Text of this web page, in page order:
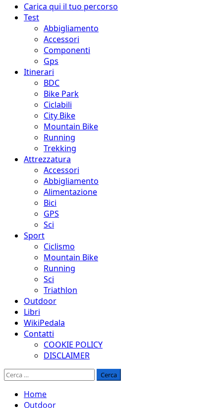
Menu
principale
Carica qui il tuo percorso
Test
Abbigliamento
Accessori
Componenti
Gps
Itinerari
BDC
Bike Park
Ciclabili
City Bike
Mountain Bike
Running
Trekking
Attrezzatura
Accessori
Abbigliamento
Alimentazione
Bici
GPS
Sci
Sport
Ciclismo
Mountain Bike
Running
Sci
Triathlon
Outdoor
Libri
WikiPedala
Contatti
COOKIE POLICY
DISCLAIMER
Ricerca
Home
Outdoor